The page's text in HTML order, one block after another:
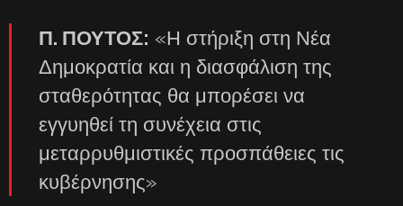
Π. ΠΟΥΤΟΣ: «Η στήριξη στη Νέα
Δημοκρατία και η διασφάλιση της
σταθερότητας θα μπορέσει να
εγγυηθεί τη συνέχεια στις
μεταρρυθμιστικές προσπάθειες τις
κυβέρνησης»